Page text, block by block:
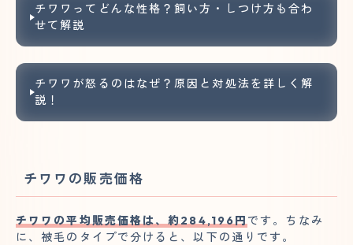
チワワってどんな性格？飼い方・しつけ方も合わ
せて解説
チワワが怒るのはなぜ？原因と対処法を詳しく解
説！
チワワの販売価格
チワワの平均販売価格は、約284,196円 です。ちなみ
に、被毛のタイプで分けると、以下の通りです。